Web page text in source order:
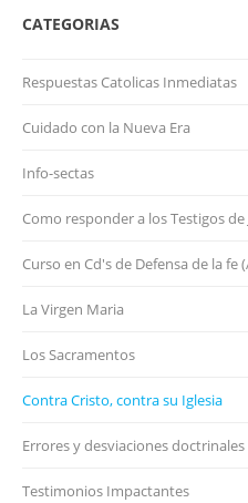
CATEGORIAS
Respuestas Catolicas Inmediatas
Cuidado con la Nueva Era
Info-sectas
Como responder a los Testigos de
Curso en Cd's de Defensa de la fe
La Virgen Maria
Los Sacramentos
Contra Cristo, contra su Iglesia
Errores y desviaciones
Testimonios Impactantes